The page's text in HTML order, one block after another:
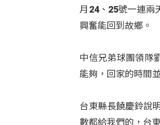
月24、25號一連兩
興奮能回到故鄉。
中信兄弟球團領隊
能夠，回家的時間
台東縣長饒慶鈴說
數都給我們的，台